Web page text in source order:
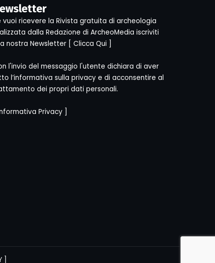
vuoi ricevere la Rivista gratuita di archeologia
dalla Redazione di ArcheoMedia iscriviti
nostra Newsletter [ Clicca Qui ]
l'invio del messaggio l'utente dichiara di aver
l’informativa sulla privacy e di acconsentire al
dei propri dati personali.
Privacy]
]